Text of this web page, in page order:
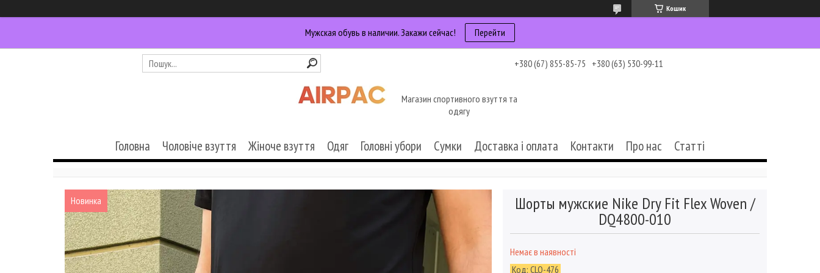
Кошик
Мужская обувь в наличии. Закажи сейчас! Перейти
+380 (67) 855-85-75 +380 (63) 530-99-11
Магазин спортивного взуття та
одягу
Головна Чоловіче взуття Жіноче взуття Одяг Головні убори Сумки Доставка і оплата Контакти Про нас Статті
Новинка Шорты мужские Nike Dry Fit Flex Woven /
DQ4800-010
Немає в наявності
Код: CLO-476